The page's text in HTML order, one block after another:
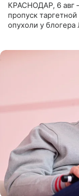
КРАСНОДАР, 6 авг
пропуск
опухоли у